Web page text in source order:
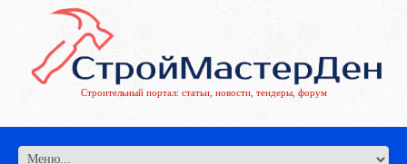
Строительный портал: статьи, новости, тендеры, форум